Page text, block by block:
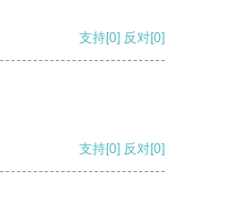
支持[0] 反对[0]
支持[0] 反对[0]